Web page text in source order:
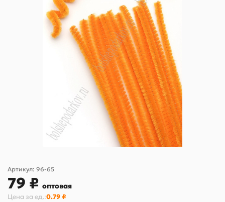
Артикул: 96-65
79 ₽ оптовая
Цена за ед.:0.79 ₽